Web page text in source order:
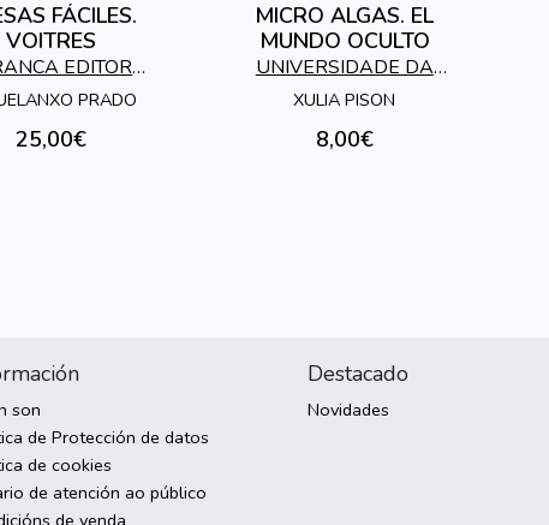
FÁCILES.
VOITRES
EDITORA
S.L. PRADO
25,00€
MICRO ALGAS. EL
MUNDO OCULTO
UNIVERSIDADE DA
CORUÑA
XULIA PISON
8,00€
son
de Protección de datos
de cookies
de atención ao público
Destacado
Novidades